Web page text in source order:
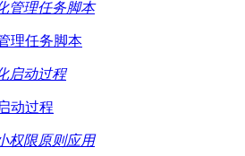
理任务脚本
动过程